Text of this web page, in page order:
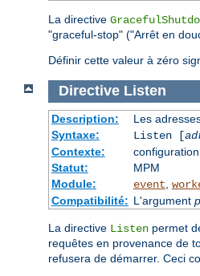
La directive
"graceful-stop" ("Arrêt en
Définir cette valeur à zéro
Directive Listen
Description:
Les
Syntaxe:
Listen [
Contexte:
Statut:
MPM
Module:
event
Compatibilité: L'argument
La directive Listen permet
requêtes en provenance de
refusera de démarrer. Ceci